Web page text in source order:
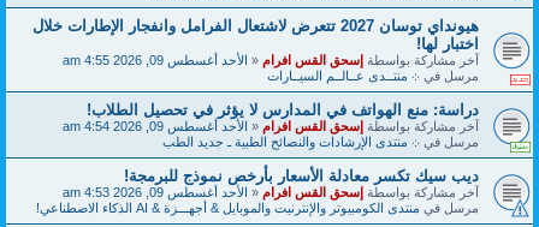
هيونداي توسان 2027 تتعرض لاشتعال الفرامل وانفجار الإطارات خلال
اختبار لها!
آخر مشاركة بواسطةإسحق القس افرام«الأحد أغسطس 09, 2026 4:55 am
مرسل في܀ منتــدى عــالــم السيــارات
دراسة: منع الهواتف في المدارس لا يؤثر في تحصيل الطلاب!
آخر مشاركة بواسطةإسحق القس افرام«الأحد أغسطس 09, 2026 4:54 am
مرسل في܀ منتدى الإرشادات والنصائح الطبية ـ جديد الطب
ديب سيك تكسر معادلة الأسعار بأرخص نموذج للبرمجة!
آخر مشاركة بواسطةإسحق القس افرام«الأحد أغسطس 09, 2026 4:53 am
مرسل فيمنتدى الكومبيوتر والإنترنيت والموبايل & أجهـــزة & AI الذكاء الاصطناعي!